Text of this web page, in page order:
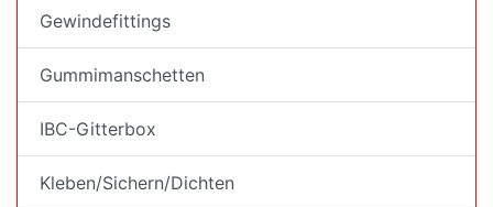
Gewindefittings
Gummimanschetten
IBC-Gitterbox
Kleben/Sichern/Dichten